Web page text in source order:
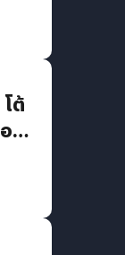
ต้
มูล